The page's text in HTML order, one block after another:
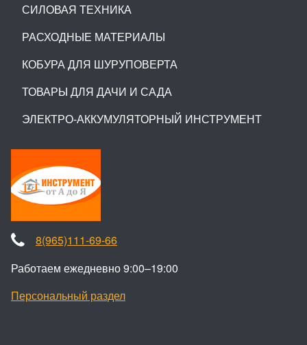
СИЛОВАЯ ТЕХНИКА
РАСХОДНЫЕ МАТЕРИАЛЫ
КОБУРА ДЛЯ ШУРУПОВЕРТА
ТОВАРЫ ДЛЯ ДАЧИ И САДА
ЭЛЕКТРО-АККУМУЛЯТОРНЫЙ ИНСТРУМЕНТ
8(965)111-69-66
Работаем ежедневно 9:00–19:00
Персональный раздел